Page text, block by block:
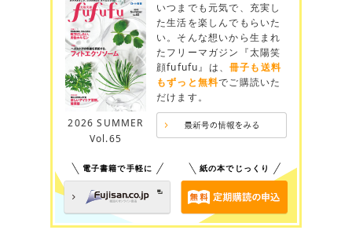
2026 SUMMER
Vol.65
いつまでも元気で、充実し
た生活を楽しんでもらいた
い。そんな想いから生まれ
たフリーマガジン『太陽笑
顔fufufu』は、 冊子も送料
もずっと無料でご購読いた
だけます。
電子書籍で手軽に 紙の本でじっくり